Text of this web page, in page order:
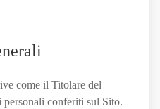
come il Titolare del
personali conferiti sul Sito.